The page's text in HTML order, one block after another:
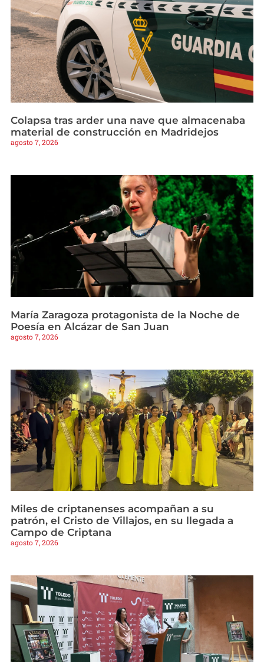
Colapsa tras arder una nave que almacenaba
material de construcción en Madridejos
agosto 7, 2026
María Zaragoza protagonista de la Noche de
Poesía en Alcázar de San Juan
agosto 7, 2026
Miles de criptanenses acompañan a su
patrón, el Cristo de Villajos, en su llegada a
Campo de Criptana
agosto 7, 2026